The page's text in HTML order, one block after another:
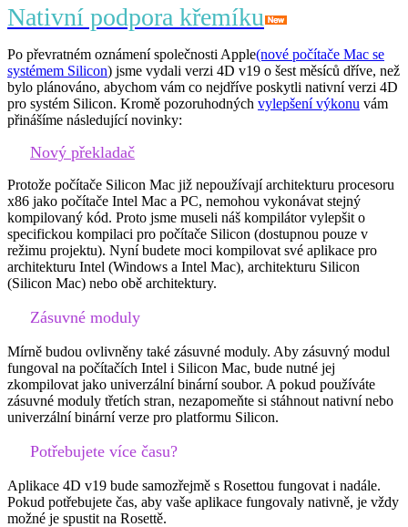
Nativní podpora křemíku
Po převratném oznámení společnosti Apple(nové počítače Mac se
systémem Silicon) jsme vydali verzi 4D v19 o šest měsíců dříve, než
bylo plánováno, abychom vám co nejdříve poskytli nativní verzi 4D
pro systém Silicon. Kromě pozoruhodných vylepšení výkonu vám
přinášíme následující novinky:
Nový překladač
Protože počítače Silicon Mac již nepoužívají architekturu procesoru
x86 jako počítače Intel Mac a PC, nemohou vykonávat stejný
kompilovaný kód. Proto jsme museli náš kompilátor vylepšit o
specifickou kompilaci pro počítače Silicon (dostupnou pouze v
režimu projektu). Nyní budete moci kompilovat své aplikace pro
architekturu Intel (Windows a Intel Mac), architekturu Silicon
(Silicon Mac) nebo obě architektury.
Zásuvné moduly
Mírně budou ovlivněny také zásuvné moduly. Aby zásuvný modul
fungoval na počítačích Intel i Silicon Mac, bude nutné jej
zkompilovat jako univerzální binární soubor. A pokud používáte
zásuvné moduly třetích stran, nezapomeňte si stáhnout nativní nebo
univerzální binární verze pro platformu Silicon.
Potřebujete více času?
Aplikace 4D v19 bude samozřejmě s Rosettou fungovat i nadále.
Pokud potřebujete čas, aby vaše aplikace fungovaly nativně, je vždy
možné je spustit na Rosettě.